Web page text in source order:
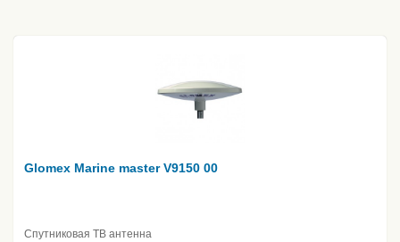
Glomex Marine master V9150 00
Спутниковая ТВ антенна